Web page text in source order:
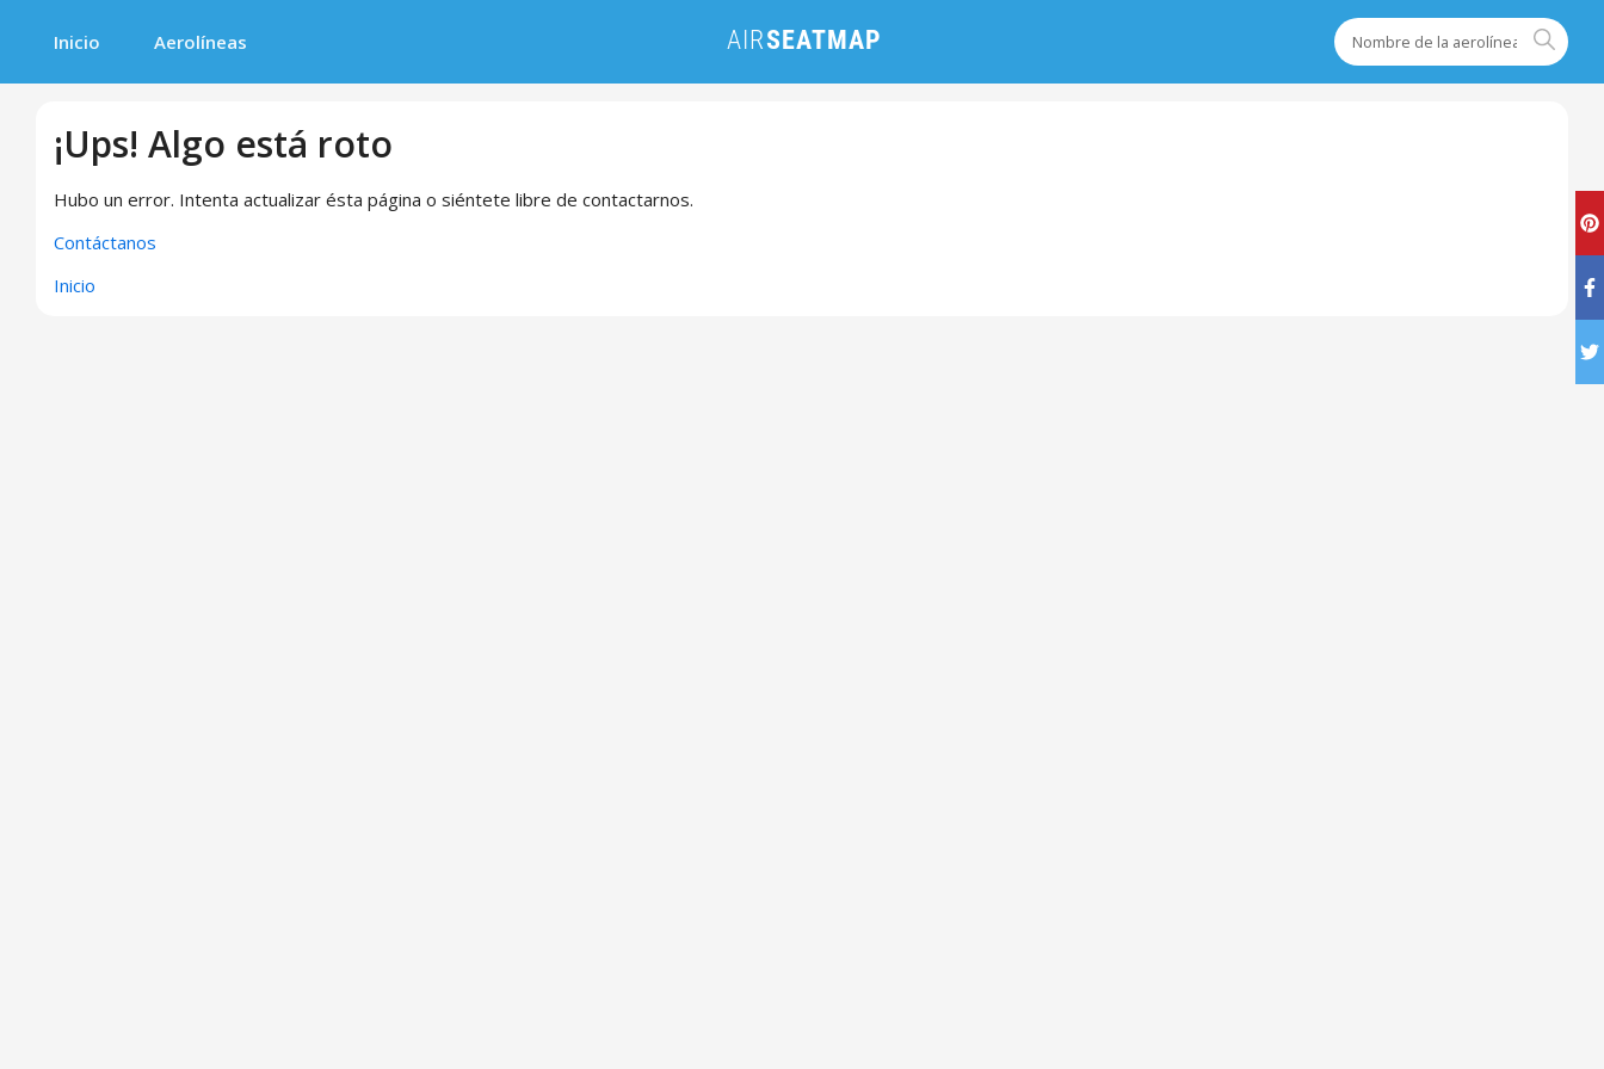
Inicio Aerolíneas
¡Ups! Algo está roto
Hubo un error. Intenta actualizar ésta página o siéntete libre de contactarnos.
Contáctanos
Inicio